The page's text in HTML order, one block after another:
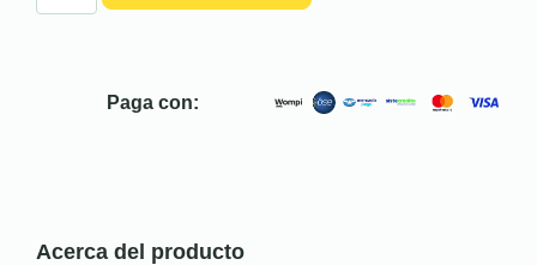
Paga con:
Acerca del producto